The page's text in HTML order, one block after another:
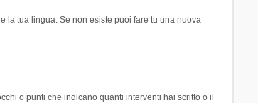
la tua lingua. Se non esiste puoi fare tu una nuova
o punti che indicano quanti interventi hai scritto o il